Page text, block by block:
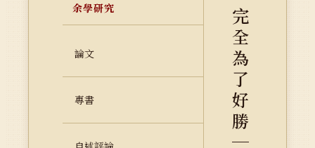
余學研究
論文
專書
完
全
為
了
好
勝
─